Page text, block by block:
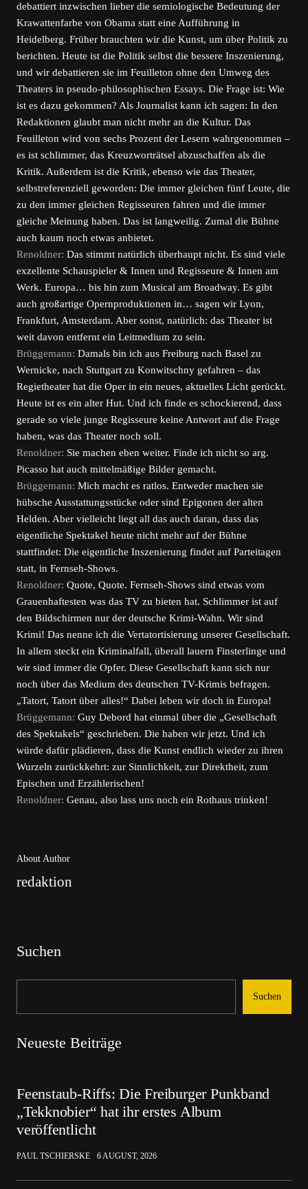
debattiert inzwischen lieber die semiologische Bedeutung der
Krawattenfarbe von Obama statt eine Aufführung in
Heidelberg. Früher brauchten wir die Kunst, um über Politik zu
berichten. Heute ist die Politik selbst die bessere Inszenierung,
und wir debattieren sie im Feuilleton ohne den Umweg des
Theaters in pseudo-philosophischen Essays. Die Frage ist: Wie
ist es dazu gekommen? Als Journalist kann ich sagen: In den
Redaktionen glaubt man nicht mehr an die Kultur. Das
Feuilleton wird von sechs Prozent der Lesern wahrgenommen –
es ist schlimmer, das Kreuzworträtsel abzuschaffen als die
Kritik. Außerdem ist die Kritik, ebenso wie das Theater,
selbstreferenziell geworden: Die immer gleichen fünf Leute, die
zu den immer gleichen Regisseuren fahren und die immer
gleiche Meinung haben. Das ist langweilig. Zumal die Bühne
auch kaum noch etwas anbietet.
Renoldner: Das stimmt natürlich überhaupt nicht. Es sind viele
exzellente Schauspieler & Innen und Regisseure & Innen am
Werk. Europa… bis hin zum Musical am Broadway. Es gibt
auch großartige Opernproduktionen in… sagen wir Lyon,
Frankfurt, Amsterdam. Aber sonst, natürlich: das Theater ist
weit davon entfernt ein Leitmedium zu sein.
Brüggemann: Damals bin ich aus Freiburg nach Basel zu
Wernicke, nach Stuttgart zu Konwitschny gefahren – das
Regietheater hat die Oper in ein neues, aktuelles Licht gerückt.
Heute ist es ein alter Hut. Und ich finde es schockierend, dass
gerade so viele junge Regisseure keine Antwort auf die Frage
haben, was das Theater noch soll.
Renoldner: Sie machen eben weiter. Finde ich nicht so arg.
Picasso hat auch mittelmäßige Bilder gemacht.
Brüggemann: Mich macht es ratlos. Entweder machen sie
hübsche Ausstattungsstücke oder sind Epigonen der alten
Helden. Aber vielleicht liegt all das auch daran, dass das
eigentliche Spektakel heute nicht mehr auf der Bühne
stattfindet: Die eigentliche Inszenierung findet auf Parteitagen
statt, in Fernseh-Shows.
Renoldner: Quote, Quote. Fernseh-Shows sind etwas vom
Grauenhaftesten was das TV zu bieten hat. Schlimmer ist auf
den Bildschirmen nur der deutsche Krimi-Wahn. Wir sind
Krimi! Das nenne ich die Vertatortisierung unserer Gesellschaft.
In allem steckt ein Kriminalfall, überall lauern Finsterlinge und
wir sind immer die Opfer. Diese Gesellschaft kann sich nur
noch über das Medium des deutschen TV-Krimis befragen.
„Tatort, Tatort über alles!“ Dabei leben wir doch in Europa!
Brüggemann: Guy Debord hat einmal über die „Gesellschaft
des Spektakels“ geschrieben. Die haben wir jetzt. Und ich
würde dafür plädieren, dass die Kunst endlich wieder zu ihren
Wurzeln zurückkehrt: zur Sinnlichkeit, zur Direktheit, zum
Epischen und Erzählerischen!
Renoldner: Genau, also lass uns noch ein Rothaus trinken!
About Author
redaktion
Suchen
Suchen
Neueste Beiträge
Feenstaub-Riffs: Die Freiburger Punkband
„Tekknobier“ hat ihr erstes Album
veröffentlicht
PAUL TSCHIERSKE 6 AUGUST, 2026